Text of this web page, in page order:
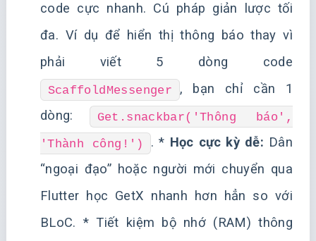
code cực nhanh. Cú pháp giản lược tối
đa. Ví dụ để hiển thị thông báo thay vì
phải viết 5 dòng code
ScaffoldMessenger
, bạn chỉ cần 1
dòng:
Get.snackbar('Thông báo',
'Thành công!')
. * Học cực kỳ dễ: Dân
“ngoại đạo” hoặc người mới chuyển qua
Flutter học GetX nhanh hơn hẳn so với
BLoC. * Tiết kiệm bộ nhớ (RAM) thông